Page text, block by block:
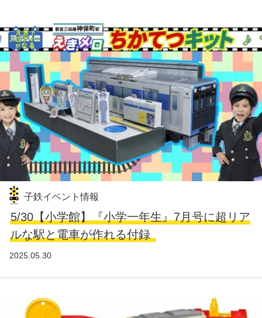
子鉄イベント情報
5/30【小学館】『小学一年生』7月号に超リア
ルな駅と電車が作れる付録
2025.05.30